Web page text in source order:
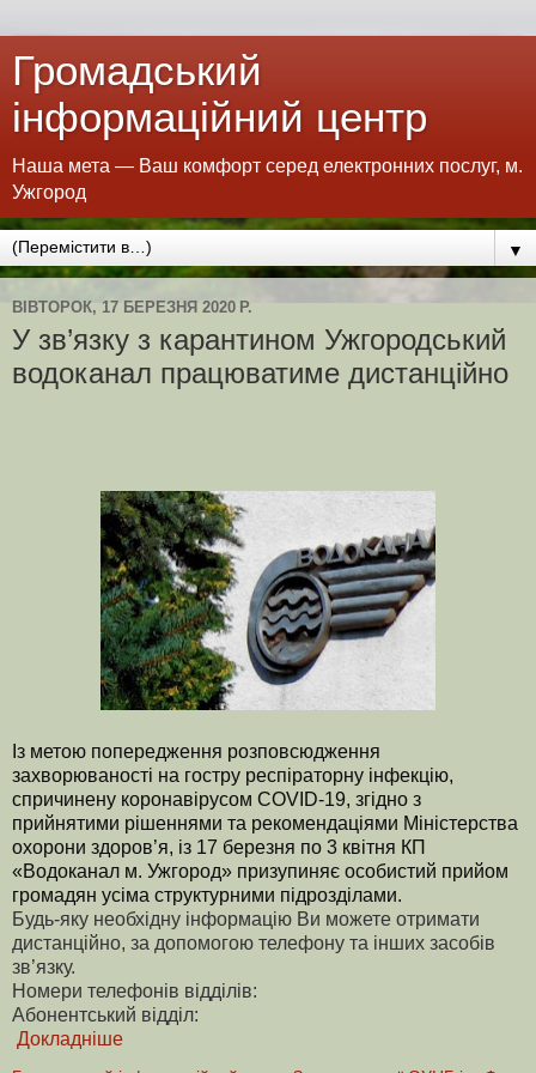
Громадський
інформаційний центр
Наша мета — Ваш комфорт серед електронних послуг, м.
Ужгород
▼
ВІВТОРОК, 17 БЕРЕЗНЯ 2020 Р.
У зв’язку з карантином Ужгородський
водоканал працюватиме дистанційно
Із метою попередження розповсюдження
захворюваності на гостру респіраторну інфекцію,
спричинену коронавірусом COVID-19, згідно з
прийнятими рішеннями та рекомендаціями Міністерства
охорони здоров’я, із 17 березня по 3 квітня КП
«Водоканал м. Ужгород» призупиняє особистий прийом
громадян усіма структурними підрозділами.
Будь-яку необхідну інформацію Ви можете отримати
дистанційно, за допомогою телефону та інших засобів
зв’язку.
Номери телефонів відділів:
Абонентський відділ:
Докладніше